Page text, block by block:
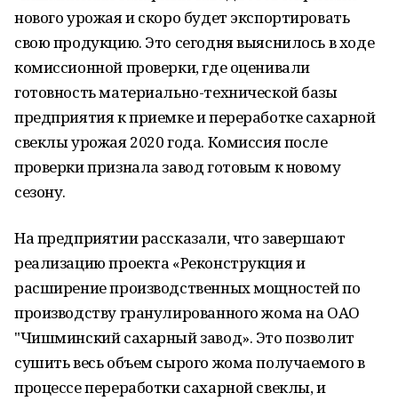
нового урожая и скоро будет экспортировать
свою продукцию. Это сегодня выяснилось в ходе
комиссионной проверки, где оценивали
готовность материально-технической базы
предприятия к приемке и переработке сахарной
свеклы урожая 2020 года. Комиссия после
проверки признала завод готовым к новому
сезону.
На предприятии рассказали, что завершают
реализацию проекта «Реконструкция и
расширение производственных мощностей по
производству гранулированного жома на ОАО
"Чишминский сахарный завод». Это позволит
сушить весь объем сырого жома получаемого в
процессе переработки сахарной свеклы, и